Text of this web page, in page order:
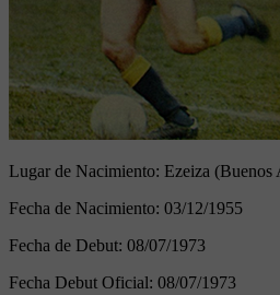
Lugar de Nacimiento: Ezeiza (Buenos
Fecha de Nacimiento: 03/12/1955
Fecha de Debut: 08/07/1973
Fecha Debut Oficial: 08/07/1973